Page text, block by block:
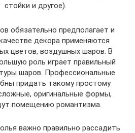
стойки и другое).
обязательно предполагает и
декора применяются
цветов, воздушных шаров. В
роль играет правильный
шаров. Профессиональные
придать такому простому
оригинальные формы,
помещению романтизма.
важно правильно рассадить